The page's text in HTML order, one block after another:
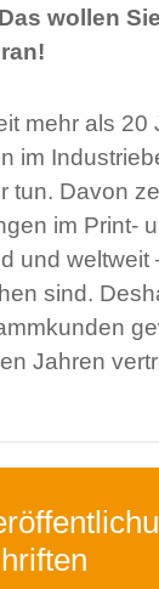
wollen
mehr als 20
im
tun. Davon
im Print-
und weltweit
sind.
Jahren